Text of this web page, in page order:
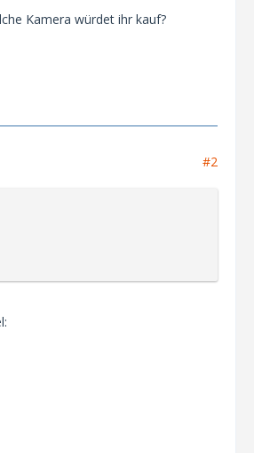
Kamera würdet ihr kauf?
#2